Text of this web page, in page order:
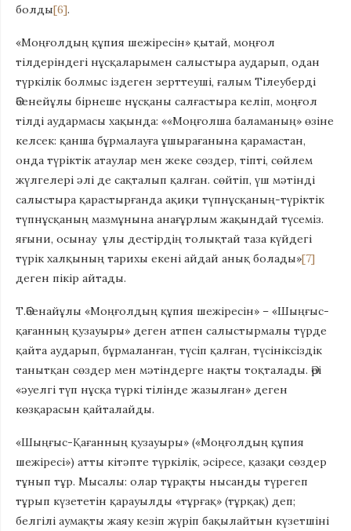
болды[6].
«Моңғолдың құпия шежіресін» қытай, моңғол
тілдеріндегі нұсқаларымен салыстыра аударып, одан
түркілік болмыс іздеген зерттеуші, ғалым Тілеуберді
Әбенейұлы бірнеше нұсқаны салғастыра келіп, моңғол
тілді аудармасы хақында: ««Моңғолша баламаның» өзіне
келсек: қанша бұрмалауға ұшырағанына қарамастан,
онда түріктік атаулар мен жеке сөздер, тіпті, сөйлем
жүлгелері әлі де сақталып қалған. сөйтіп, үш мәтінді
салыстыра қарастырғанда ақиқи түпнұсқаның-түріктік
түпнұсқаның мазмұнына анағұрлым жақындай түсеміз.
яғыни, осынау ұлы дестірдің толықтай таза күйдегі
түрік халқының тарихы екені айдай анық болады»[7]
деген пікір айтады.
Т.Әбенайұлы «Моңғолдың құпия шежіресін» – «Шыңғыс-
қағанның қузауыры» деген атпен салыстырмалы түрде
қайта аударып, бұрмаланған, түсіп қалған, түсініксіздік
танытқан сөздер мен мәтіндерге нақты тоқталады. Әрі
«әуелгі түп нұсқа түркі тілінде жазылған» деген
көзқарасын қайталайды.
«Шыңғыс-Қағанның қузауыры» («Моң­ғол­­дың құпия
шежіресі») атты кітәпте түркілік, әсіресе, қазақи сөздер
тұнып тұр. Мысалы: олар тұрақты нысанды түрегеп
тұрып күзететін қарауылды «тұрғақ» (тұрқақ) деп;
белгілі аумақты жаяу кезіп жүріп бақылайтын күзетшіні